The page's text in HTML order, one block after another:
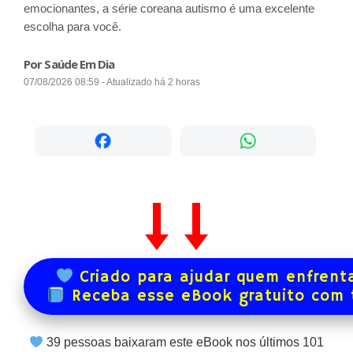
emocionantes, a série coreana autismo é uma excelente
escolha para você.
Por Saúde Em Dia
07/08/2026 08:59 - Atualizado há 2 horas
Criado para ajudar quem
Receba esse eBook gratuito
39 pessoas baixaram este eBook nos últimos 101